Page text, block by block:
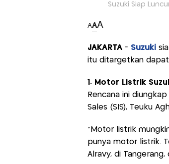
Suzuki Siap
AAA
JAKARTA- Suzuki
itu ditargetkan dapat
1. Motor Listrik
Rencana ini
Sales (SIS), Teuku
"Motor listrik
punya motor listrik.
Alravy, di